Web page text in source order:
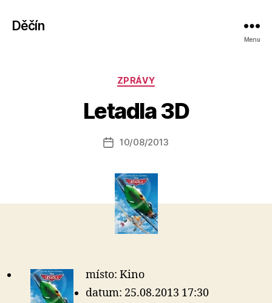
Děčín
Menu
Rubriky
ZPRÁVY
Letadla 3D
Autor
příspěvku
t
o
a
Datum
10/08/2013
místo: Kino
datum: 25.08.2013 17:30